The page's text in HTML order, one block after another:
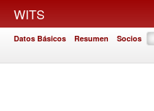
WITS
Datos Básicos Resumen Socios